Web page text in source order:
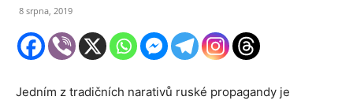
8 srpna, 2019
Jedním z tradičních narativů ruské propagandy je